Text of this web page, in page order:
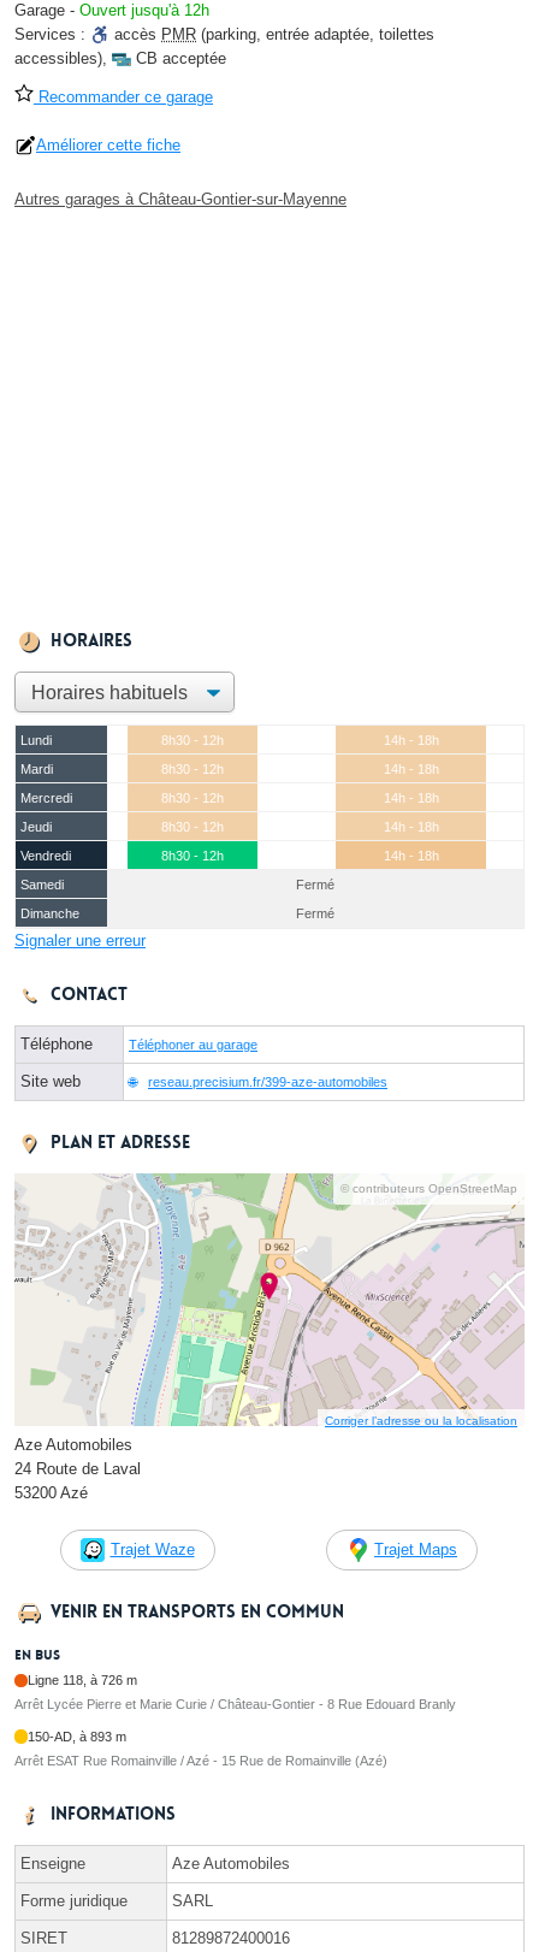
Garage - Ouvert jusqu'à 12h
Services :
accès PMR (parking, entrée adaptée, toilettes
accessibles), CB acceptée
Recommander ce garage
Améliorer cette fiche
Autres garages à Château-Gontier-sur-Mayenne
Horaires
Lundi 8h30 - 12h
14h - 18h
Mardi
8h30 - 12h
14h - 18h
Mercredi
8h30 - 12h
14h - 18h
Jeudi
8h30 - 12h
14h - 18h
Vendredi
8h30 - 12h
14h - 18h
Samedi
Fermé
Dimanche
Fermé
Signaler une erreur
Contact
Téléphone Téléphoner au garage
Site web reseau.precisium.fr/399-aze-automobiles
Plan et adresse
© contributeurs OpenStreetMap
Corriger l’adresse ou la localisation
Aze Automobiles
24 Route de Laval
53200 Azé
Trajet Waze Trajet Maps
Venir en transports en commun
En bus
Ligne 118, à 726 m
Arrêt Lycée Pierre et Marie Curie / Château-Gontier - 8 Rue Edouard Branly
150-AD, à 893 m
Arrêt ESAT Rue Romainville / Azé - 15 Rue de Romainville (Azé)
Informations
Enseigne Aze Automobiles
Forme juridique SARL
SIRET 81289872400016